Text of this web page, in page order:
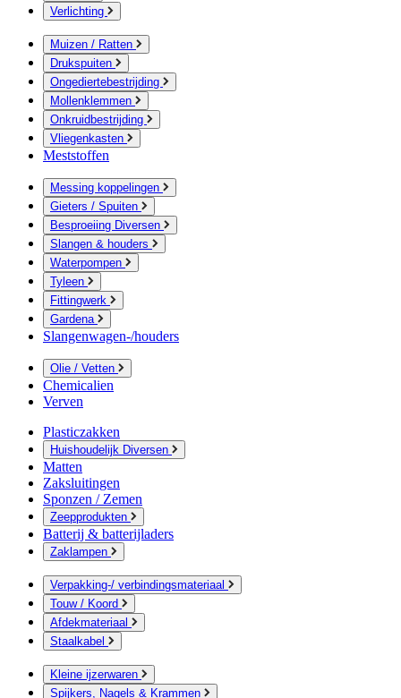
Verlichting
Muizen / Ratten
Drukspuiten
Ongediertebestrijding
Mollenklemmen
Onkruidbestrijding
Vliegenkasten
Meststoffen
Messing koppelingen
Gieters / Spuiten
Besproeiing Diversen
Slangen & houders
Waterpompen
Tyleen
Fittingwerk
Gardena
Slangenwagen-/houders
Olie / Vetten
Chemicalien
Verven
Plasticzakken
Huishoudelijk Diversen
Matten
Zaksluitingen
Sponzen / Zemen
Zeepprodukten
Batterij & batterijladers
Zaklampen
Verpakking-/ verbindingsmateriaal
Touw / Koord
Afdekmateriaal
Staalkabel
Kleine ijzerwaren
Spijkers, Nagels & Krammen